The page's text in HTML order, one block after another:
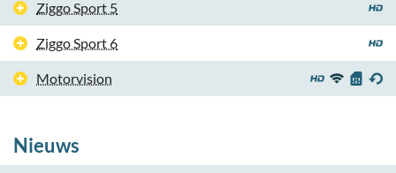
Ziggo Sport 5
Ziggo Sport 6
Motorvision
Nieuws